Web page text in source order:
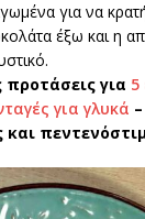
για να
έξω και η
προτάσεις για 5
για γλυκά
και